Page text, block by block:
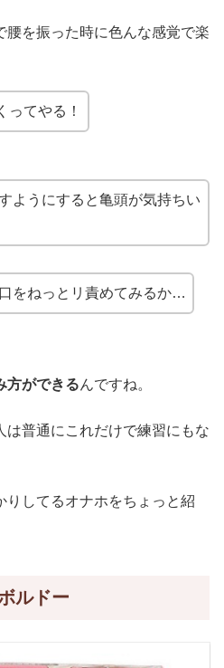
腰を振った時に色んな感覚で楽
ってやる！
ようにすると亀頭が気持ちい
をねっとリ責めてみるか…
方ができるんですね。
は普通にこれだけで練習にもな
りしてるオナホをちょっと紹
ルドー